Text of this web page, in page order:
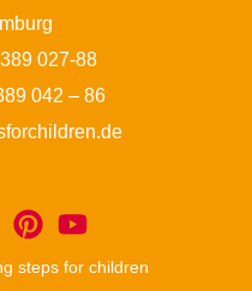
027-88
042 – 86
steps for children